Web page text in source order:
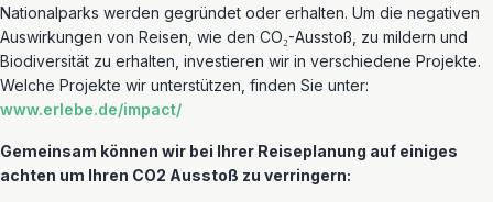
Nationalparks werden gegründet oder erhalten. Um die negativen
Auswirkungen von Reisen, wie den CO₂-Ausstoß, zu mildern und
Biodiversität zu erhalten, investieren wir in verschiedene Projekte.
Welche Projekte wir unterstützen, finden Sie unter:
www.erlebe.de/impact/
Gemeinsam können wir bei Ihrer Reiseplanung auf einiges
achten um Ihren CO2 Ausstoß zu verringern: